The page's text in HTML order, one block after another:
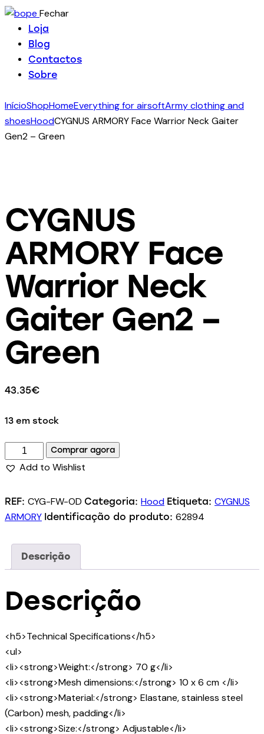
Fechar
Loja
Blog
Contactos
Sobre
InícioShopHomeEverything for airsoftArmy clothing and
shoesHoodCYGNUS ARMORY Face Warrior Neck Gaiter
Gen2 – Green
CYGNUS
ARMORY Face
Warrior Neck
Gaiter Gen2 –
Green
43.35€
13 em stock
Comprar agora
Add to Wishlist
REF: CYG-FW-OD Categoria: Hood Etiqueta: CYGNUS
ARMORY Identificação do produto: 62894
Descrição
Descrição
<h5>Technical Specifications</h5>
<ul>
<li><strong>Weight:</strong> 70 g</li>
<li><strong>Mesh dimensions:</strong> 10 x 6 cm </li>
<li><strong>Material:</strong> Elastane, stainless steel
(Carbon) mesh, padding</li>
<li><strong>Size:</strong> Adjustable</li>